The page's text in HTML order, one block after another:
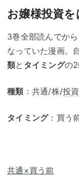
お嬢様投資を
3巻全部読んでか
なっていた漫画。
類と タイミングの2
種類 ：共通/株/投
タイミング：買う
共通×買う前